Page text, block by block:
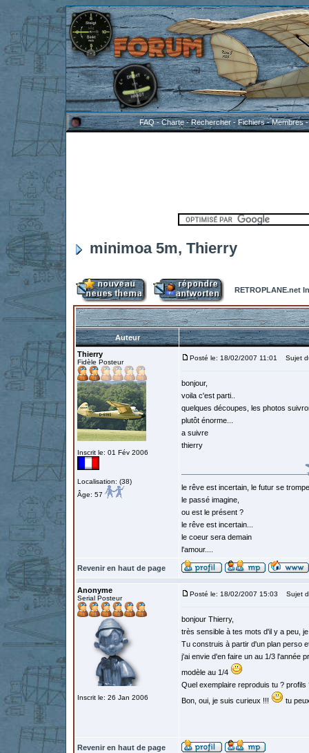
FAQ-Charte-Rechercher-Fichiers-Membres
minimoa 5m, Thierry
RETROPLANE.net
Auteur
Thierry
Fidèle Posteur
Inscrit le: 01 Fév 2006
Localisation: (38)
Âge: 57
Posté le: 18/02/2007 11:01 Sujet
bonjour,
voila c'est parti..
quelques découpes, les photos
plutôt énorme...
a suivre
thierry
le rêve est incertain, le futur se trompe
le passé imagine,
ou est le présent ?
le rêve est incertain...
le coeur sera demain
l'amour....
Revenir en haut de page
Anonyme
Serial Posteur
Inscrit le: 26 Jan 2006
Posté le: 18/02/2007 15:03 Sujet
bonjour Thierry,
très sensible à tes mots d'il y a peu,
Tu construis à partir d'un plan perso
j'ai envie d'en faire un au 1/3 l'année
modèle au 1/4
Quel exemplaire reproduis tu ? profils
Bon, oui, je suis curieux !!!
tu
Revenir en haut de page